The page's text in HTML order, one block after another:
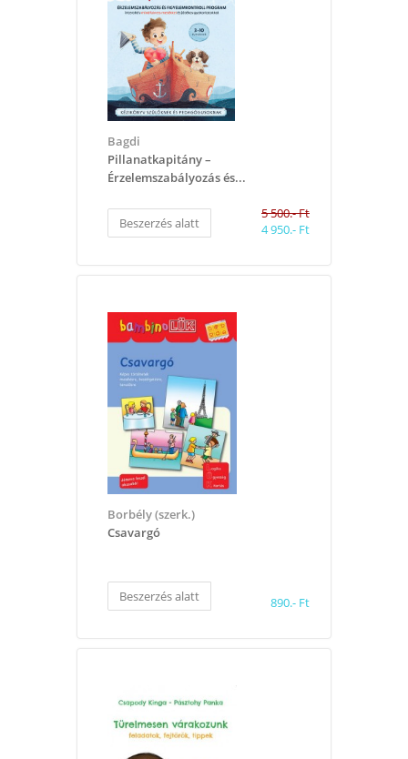
Bagdi
Pillanatkapitány –
Érzelemszabályozás és...
Beszerzés alatt
5 500.- Ft
4 950.- Ft
Borbély (szerk.)
Csavargó
Beszerzés alatt 890.- Ft